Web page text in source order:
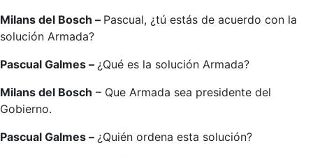
Milans del Bosch – Pascual, ¿tú estás de acuerdo con la
solución Armada?
Pascual Galmes – ¿Qué es la solución Armada?
Milans del Bosch – Que Armada sea presidente del
Gobierno.
Pascual Galmes – ¿Quién ordena esta solución?